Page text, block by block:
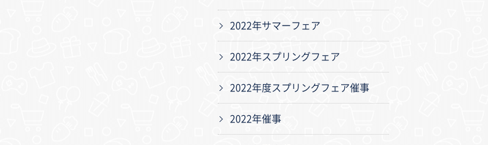
2022年サマーフェア
2022年スプリングフェア
2022年度スプリングフェア催事
2022年催事